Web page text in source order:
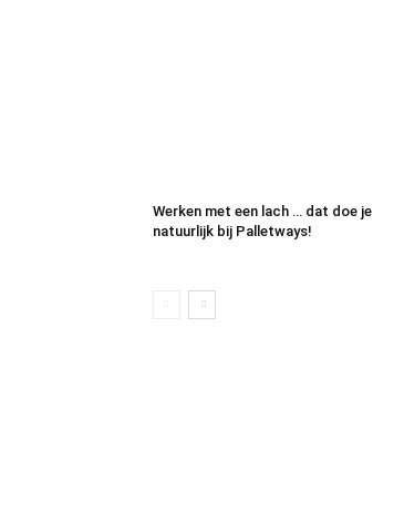
Werken met een lach … dat doe je
natuurlijk bij Palletways!